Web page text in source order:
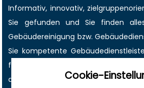
Informativ, innovativ,
Sie gefunden und Sie finden
Gebäudereinigung bzw.
Sie kompetente
für Reinigungsmittel,
den größtenJob-und
Cookie-